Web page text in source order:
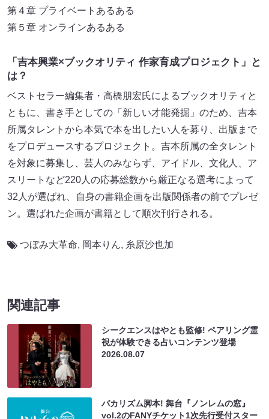
第４章 プライベートあるある
第５章 オンラインあるある
「吉本興業×ブックオリティ 作家育成プロジェクト」と
は？
ベストセラー編集者・高橋朋宏氏によるブックオリティと
ともに、書き手としての「新しい才能発掘」のため、吉本
所属タレントから本気で本を出したい人を募り、出版まで
をプロデュースするプロジェクト。吉本所属の全タレント
を対象に募集し、芸人のみならず、アイドル、文化人、ア
スリートなど220人の応募総数から厳正なる選考によって
32人が選ばれ、自身の書籍企画を出版関係者の前でプレゼ
ン。選ばれた企画が書籍として順次刊行される。
つぼみ大革命, 岡本りん, 糸原沙也加
関連記事
シークエンスはやとも監修! ペアリング霊
視が体験できる占いコンテンツ登場
2026.08.07
バカリズム脚本! 舞台『ノンレムの窓』
vol.2のFANYチケット1次先行受付スター